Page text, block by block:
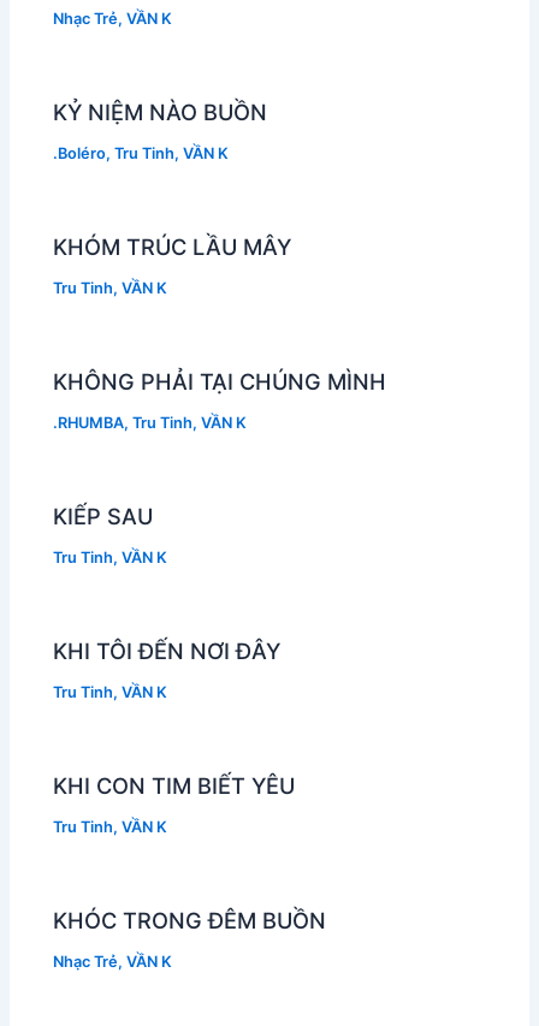
Nhạc Trẻ,VẦN K
KỶ NIỆM NÀO BUỒN
.Boléro,Tru Tinh,VẦN K
KHÓM TRÚC LẦU MÂY
Tru Tinh,VẦN K
KHÔNG PHẢI TẠI CHÚNG MÌNH
.RHUMBA,Tru Tinh,VẦN K
KIẾP SAU
Tru Tinh,VẦN K
KHI TÔI ĐẾN NƠI ĐÂY
Tru Tinh,VẦN K
KHI CON TIM BIẾT YÊU
Tru Tinh,VẦN K
KHÓC TRONG ĐÊM BUỒN
Nhạc Trẻ,VẦN K